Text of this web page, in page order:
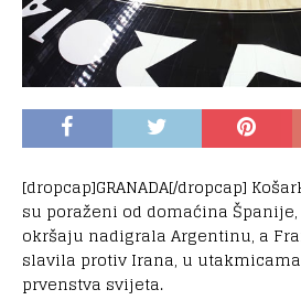
[dropcap]GRANADA[/dropcap]
su poraženi od domaćina
okršaju nadigrala Argentinu, a
slavila protiv Irana, u
prvenstva svijeta.